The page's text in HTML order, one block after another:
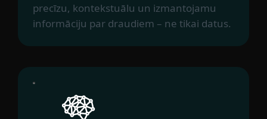
precīzu, kontekstuālu un izmantojamu
informāciju par draudiem – ne tikai datus.